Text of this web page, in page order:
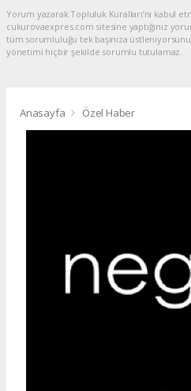
Yorum yazarak Topluluk Kuralları’nı kabul
cukurovaexpres.com sitesine yaptığınız
tüm sorumluluğu tek başınıza
yönetimi hiçbir şekilde sorumlu tutulamaz.
Anasayfa Özel Haber